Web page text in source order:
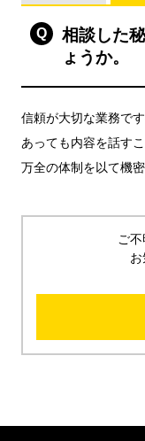
相談した
ょうか。
信頼が大切な業務で
あっても内容を話す
万全の体制を以て機
ご